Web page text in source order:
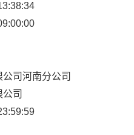
司河南分公司
司